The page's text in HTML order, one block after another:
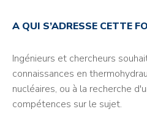
A QUI S’ADRESSE CETTE
Ingénieurs et chercheurs
connaissances en
nucléaires, ou à la recherche
compétences sur le sujet.